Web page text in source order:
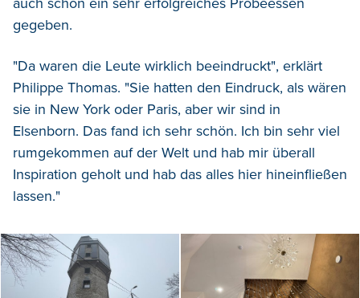
gegeben.
"Da waren die Leute wirklich beeindruckt", erklärt
Philippe Thomas. "Sie hatten den Eindruck, als wären
sie in New York oder Paris, aber wir sind in
Elsenborn. Das fand ich sehr schön. Ich bin sehr viel
rumgekommen auf der Welt und hab mir überall
Inspiration geholt und hab das alles hier hineinfließen
lassen."